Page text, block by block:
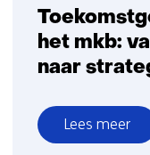
het mkb:
naar
Lees meer
over